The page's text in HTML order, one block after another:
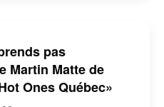
pas
Martin Matte de
Ones Québec»